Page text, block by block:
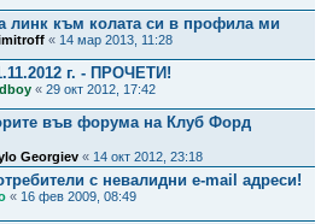
линк към колата си в профила ми
« 14 мар 2013, 11:28
г. - ПРОЧЕТИ!
« 29 окт 2012, 17:42
във форума на Клуб Форд
Georgiev « 14 окт 2012, 23:18
с невалидни e-mail адреси!
« 16 фев 2009, 08:49